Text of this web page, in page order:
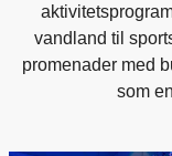
vandland til
promenader med
som